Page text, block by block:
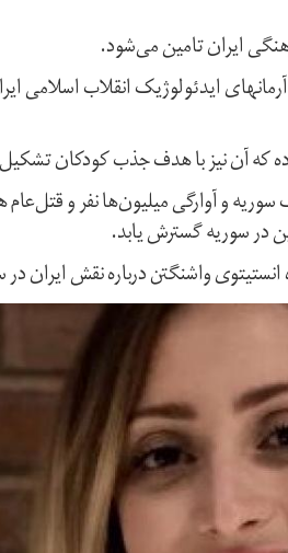
ایران تامین می‌شود.
ایدئولوژیک انقلاب اسلامی
برده که آن نیز با هدف جذب کودکان
و آوارگی میلیون‌ها نفر و قتل‌عام
در سوریه گسترش یابد.
واشنگتن درباره نقش ایران در